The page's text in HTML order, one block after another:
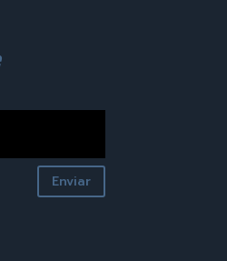
Enviar